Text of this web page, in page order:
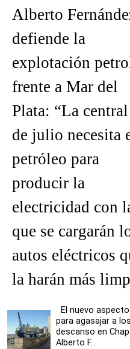
Alberto
defiende la
explotación
frente a Mar del
Plata: “La
de julio necesita
petróleo para
producir la
electricidad con
que se cargarán
autos eléctricos
la harán más
El nuevo
para agasajar a
descanso en
Alberto F...